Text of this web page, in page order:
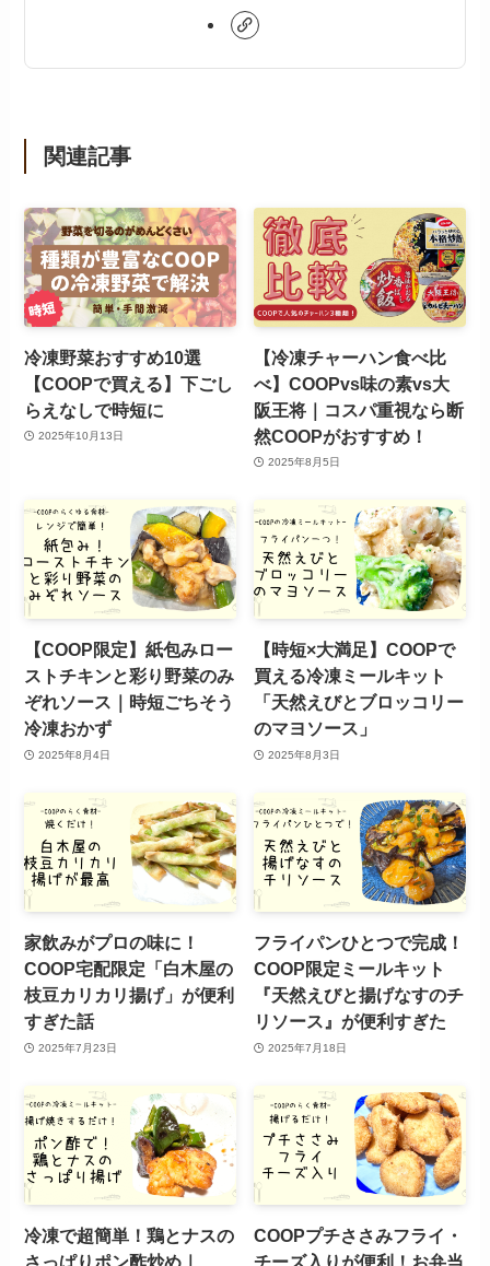
関連記事
冷凍野菜おすすめ10選
【COOPで買える】下ごし
らえなしで時短に
2025年10月13日
【冷凍チャーハン食べ比
べ】COOPvs味の素vs大
阪王将｜コスパ重視なら断
然COOPがおすすめ！
2025年8月5日
【COOP限定】紙包みロー
ストチキンと彩り野菜のみ
ぞれソース｜時短ごちそう
冷凍おかず
2025年8月4日
【時短×大満足】COOPで
買える冷凍ミールキット
「天然えびとブロッコリー
のマヨソース」
2025年8月3日
家飲みがプロの味に！
COOP宅配限定「白木屋の
枝豆カリカリ揚げ」が便利
すぎた話
2025年7月23日
フライパンひとつで完成！
COOP限定ミールキット
『天然えびと揚げなすのチ
リソース』が便利すぎた
2025年7月18日
冷凍で超簡単！鶏とナスの
さっぱりポン酢炒め｜
COOPプチささみフライ・
チーズ入りが便利！お弁当